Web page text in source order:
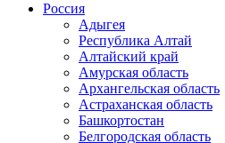
Россия
Адыгея
Республика Алтай
Алтайский край
Амурская область
Архангельская область
Астраханская область
Башкортостан
Белгородская область